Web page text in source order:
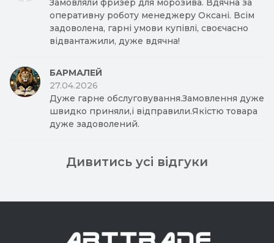
Замовляли фризер для морозива. Вдячна за
оперативну роботу менеджеру Оксані. Всім
задоволена, гарні умови купівлі, своєчасно
відвантажили, дуже вдячна!
БАРМАЛЕЙ
27.04.2026
Дуже гарне обслуговування.Замовлення дуже
швидко приняли,і відправили.Якістю товара
дуже задоволений.
Дивитись усі відгуки